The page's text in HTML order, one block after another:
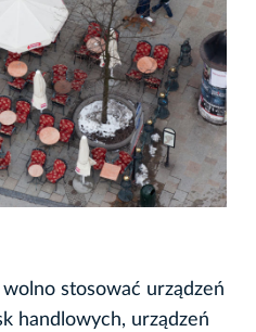
stosować urządzeń
handlowych, urządzeń